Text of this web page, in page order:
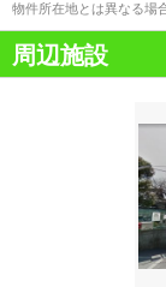
物件所在地とは異なる場
周辺施設